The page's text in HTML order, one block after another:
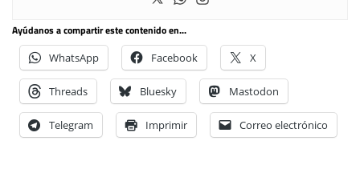
Ayúdanos a compartir este contenido en...
WhatsApp Facebook X
Threads Bluesky Mastodon
Telegram Imprimir Correo electrónico